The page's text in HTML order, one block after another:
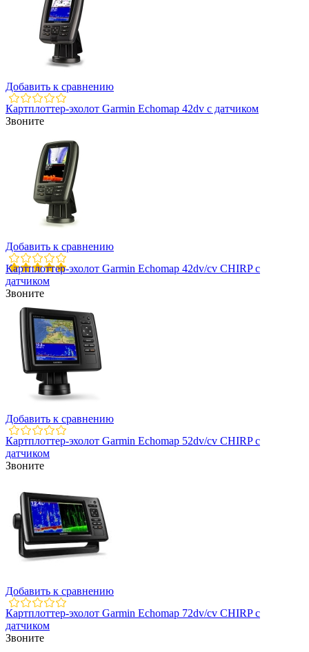
Добавить к сравнению
Картплоттер-эхолот Garmin Echomap 42dv с датчиком
Звоните
Добавить к сравнению
Картплоттер-эхолот Garmin Echomap 42dv/cv CHIRP с
датчиком
Звоните
Добавить к сравнению
Картплоттер-эхолот Garmin Echomap 52dv/cv CHIRP с
датчиком
Звоните
Добавить к сравнению
Картплоттер-эхолот Garmin Echomap 72dv/cv CHIRP с
датчиком
Звоните